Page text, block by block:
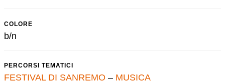
COLORE
b/n
PERCORSI TEMATICI
FESTIVAL DI SANREMO – MUSICA